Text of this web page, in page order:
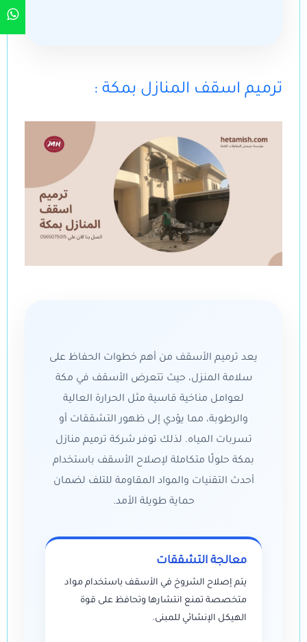
: ترميم اسقف المنازل بمكة
يعد ترميم الأسقف من أهم خطوات الحفاظ على
سلامة المنزل، حيث تتعرض الأسقف في مكة
لعوامل مناخية قاسية مثل الحرارة العالية
والرطوبة، مما يؤدي إلى ظهور التشققات أو
تسربات المياه. لذلك توفر شركة ترميم منازل
بمكة حلولًا متكاملة لإصلاح الأسقف باستخدام
أحدث التقنيات والمواد المقاومة للتلف لضمان
حماية طويلة الأمد.
معالجة التشققات
يتم إصلاح الشروخ في الأسقف باستخدام مواد
متخصصة تمنع انتشارها وتحافظ على قوة
الهيكل الإنشائي للمبنى.